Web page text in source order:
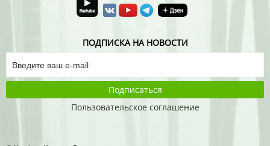
ПОДПИСКА НА НОВОСТИ
Подписаться
Пользовательское соглашение